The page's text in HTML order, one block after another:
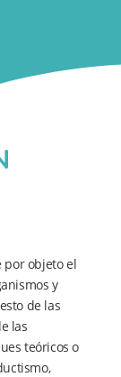
por objeto el
y
de las
las
teóricos o